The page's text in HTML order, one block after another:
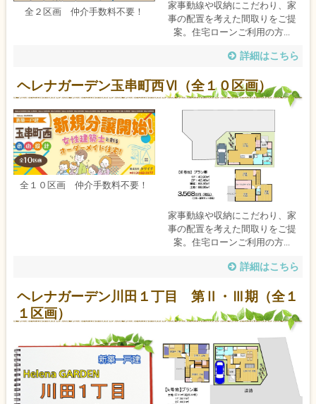
全２区画 仲介手数料不要！
家事動線や収納にこだわり、家
事の配置を考えた間取りをご提
案。住宅ローンご利用の方...
詳細はこちら
ヘレナガーデン玉串町西Ⅵ（全１０区画）
全１０区画 仲介手数料不要！
家事動線や収納にこだわり、家
事の配置を考えた間取りをご提
案。住宅ローンご利用の方...
詳細はこちら
ヘレナガーデン川田１丁目 第Ⅱ・Ⅲ期（全１
１区画）